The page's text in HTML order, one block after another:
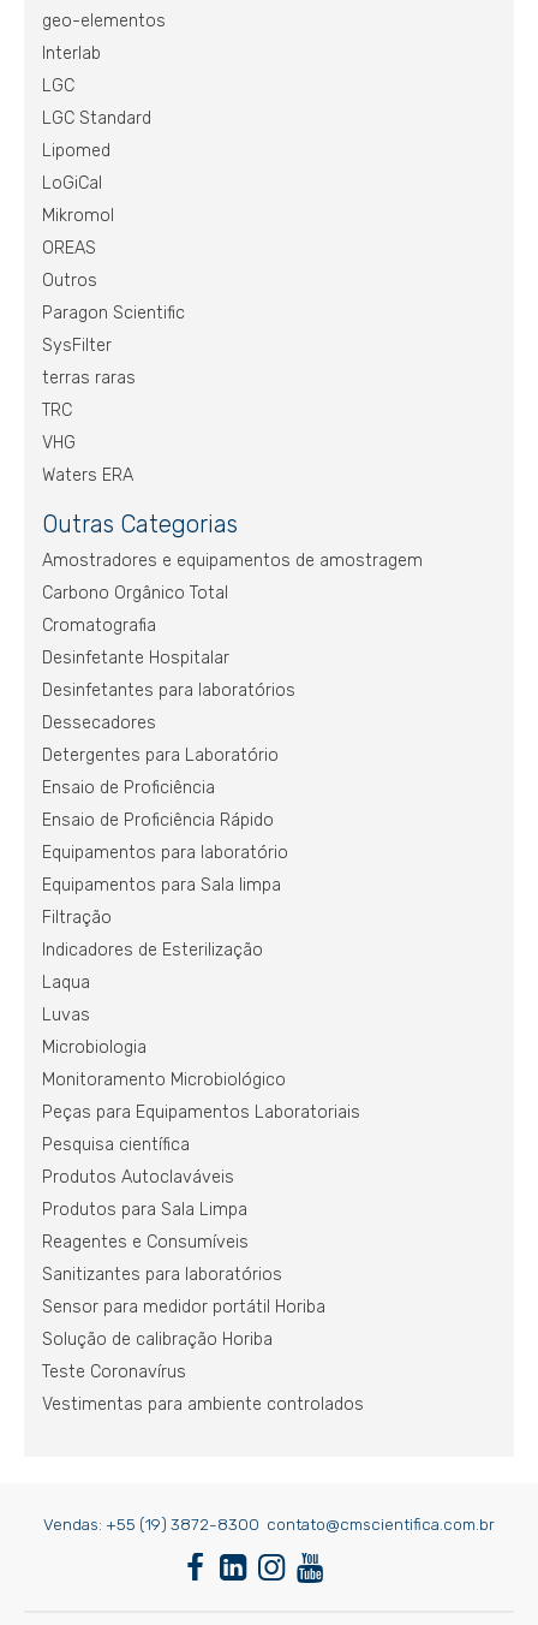
geo-elementos
Interlab
LGC
LGC Standard
Lipomed
LoGiCal
Mikromol
OREAS
Outros
Paragon Scientific
SysFilter
terras raras
TRC
VHG
Waters ERA
Outras Categorias
Amostradores e equipamentos de amostragem
Carbono Orgânico Total
Cromatografia
Desinfetante Hospitalar
Desinfetantes para laboratórios
Dessecadores
Detergentes para Laboratório
Ensaio de Proficiência
Ensaio de Proficiência Rápido
Equipamentos para laboratório
Equipamentos para Sala limpa
Filtração
Indicadores de Esterilização
Laqua
Luvas
Microbiologia
Monitoramento Microbiológico
Peças para Equipamentos Laboratoriais
Pesquisa científica
Produtos Autoclaváveis
Produtos para Sala Limpa
Reagentes e Consumíveis
Sanitizantes para laboratórios
Sensor para medidor portátil Horiba
Solução de calibração Horiba
Teste Coronavírus
Vestimentas para ambiente controlados
Vendas: +55 (19) 3872-8300 contato@cmscientifica.com.br